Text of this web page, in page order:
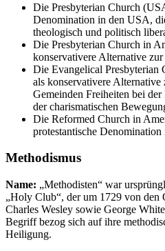
Die Presbyterian Church
Denomination in den USA,
theologisch und politisch
Die Presbyterian Church in
konservativere Alternative
Die Evangelical Presbyterian
als konservativere
Gemeinden Freiheiten bei
der charismatischen
Die Reformed Church in
protestantische
Methodismus
Name: „Methodisten“ war
„Holy Club“, der um 1729 von den
Charles Wesley sowie George
Begriff bezog sich auf ihre
Heiligung.